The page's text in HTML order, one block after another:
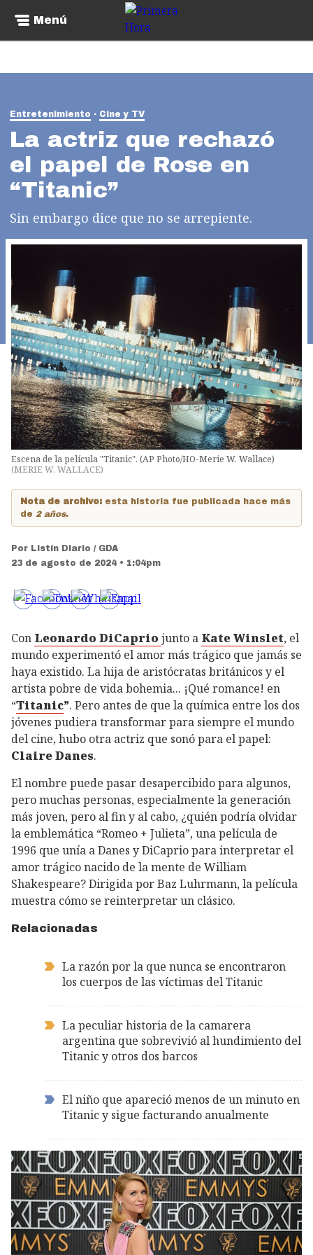
Menú
Entretenimiento Cine y TV
La actriz que rechazó
el papel de Rose en
“Titanic”
Sin embargo dice que no se arrepiente.
Escena de la película "Titanic". (AP Photo/HO-Merie W. Wallace)
(MERIE W. WALLACE)
Nota de archivo: esta historia fue publicada hace más
de 2 años.
Por Listín Diario / GDA
23 de agosto de 2024 • 1:04pm
Con Leonardo DiCaprio junto a Kate Winslet, el
mundo experimentó el amor más trágico que jamás se
haya existido. La hija de aristócratas británicos y el
artista pobre de vida bohemia... ¡Qué romance! en
“Titanic”. Pero antes de que la química entre los dos
jóvenes pudiera transformar para siempre el mundo
del cine, hubo otra actriz que sonó para el papel:
Claire Danes.
El nombre puede pasar desapercibido para algunos,
pero muchas personas, especialmente la generación
más joven, pero al fin y al cabo, ¿quién podría olvidar
la emblemática “Romeo + Julieta”, una película de
1996 que unía a Danes y DiCaprio para interpretar el
amor trágico nacido de la mente de William
Shakespeare? Dirigida por Baz Luhrmann, la película
muestra cómo se reinterpretar un clásico.
Relacionadas
La razón por la que nunca se encontraron
los cuerpos de las víctimas del Titanic
La peculiar historia de la camarera
argentina que sobrevivió al hundimiento del
Titanic y otros dos barcos
El niño que apareció menos de un minuto en
Titanic y sigue facturando anualmente